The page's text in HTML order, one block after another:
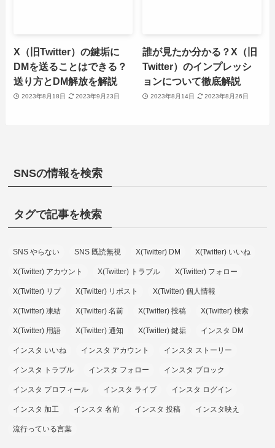
X（旧Twitter）の鍵垢に
DMを送ることはできる？
送り方とDM解放を解説
2023年8月18日 2023年9月23日
誰が見たか分かる？X（旧
Twitter）のインプレッシ
ョンについて徹底解説
2023年8月14日 2023年8月26日
SNSの情報を検索
タグで記事を検索
SNS やらない SNS 既読無視 X(Twitter) DM X(Twitter) いいね
X(Twitter) アカウント X(Twitter) トラブル X(Twitter) フォロー
X(Twitter) リプ X(Twitter) リポスト X(Twitter) 個人情報
X(Twitter) 凍結 X(Twitter) 名前 X(Twitter) 投稿 X(Twitter) 検索
X(Twitter) 用語 X(Twitter) 通知 X(Twitter) 鍵垢 インスタ DM
インスタ いいね インスタ アカウント インスタ ストーリー
インスタ トラブル インスタ フォロー インスタ ブロック
インスタ プロフィール インスタ ライブ インスタ ログイン
インスタ 加工 インスタ 名前 インスタ 投稿 インスタ映え
流行っている言葉